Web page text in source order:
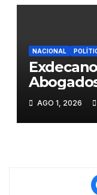
NACIONAL
ciudadana
AGO 1, 2026